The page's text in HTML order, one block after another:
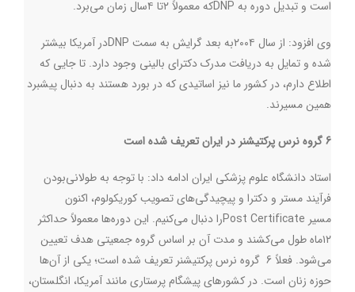
است و تبدیل دوره به DNPکه معمولاً ۲تا ۴سال زمان می‌برد .
وی افزود: از سال ۲۰۰۴به بعد گرایش به سمت DNPدر آمریکا بیشتر
شده و تمایل به دریافت مدرک دکترای بالینی وجود دارد. تا جایی که
اطلاع دارم، در کشور ما نیز اساتیدی که در بورد هستند به دنبال پیشبرد
همین مسیرند.
6 گروه نرس پرکتیشنر در ایران تعریف شده است
استاد دانشگاه علوم پزشکی ایران ادامه داد: با توجه به طولانی‌بودن
فرآیند مستر و دکترا و پیچیدگی‌های تصویب کوریکولوم، اکنون
مسیر Post Certificateرا دنبال می‌کنیم. این دوره‌ها معمولاً حداکثر
۱۲ماه طول می‌کشند و مدت آن بر اساس گروه جمعیتی هدف تعیین
می‌شود. فعلاً 6 گروه نرس پرکتیشنر تعریف شده است؛ یکی از آن‌ها
حوزه زنان است. در کشورهای پیشگام پرستاری مانند آمریکا، انگلستان،